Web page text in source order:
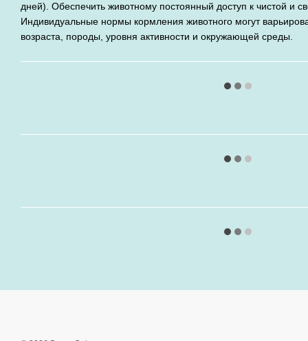
дней). Обеспечить животному постоянный доступ к чистой и
Индивидуальные нормы кормления животного могут
возраста, породы, уровня активности и окружающей среды.